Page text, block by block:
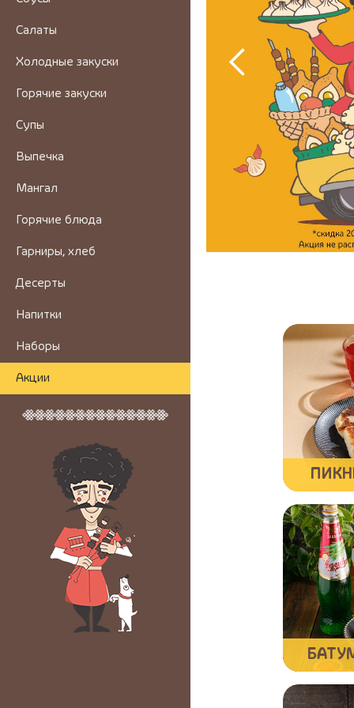
Салаты
Холодные закуски
Горячие закуски
Супы
Выпечка
Мангал
Горячие блюда
Гарниры, хлеб
Десерты
Напитки
Наборы
Акции